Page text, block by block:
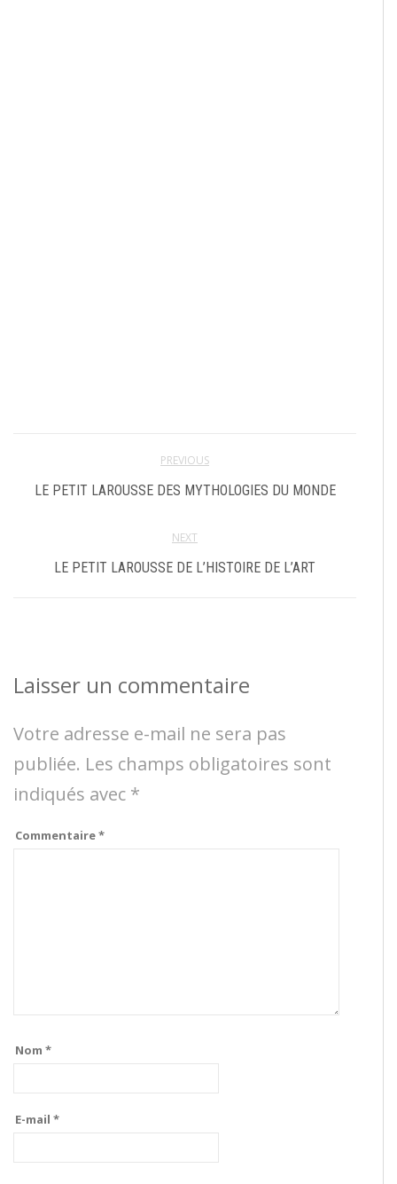
PREVIOUS
LE PETIT LAROUSSE DES MYTHOLOGIES DU MONDE
NEXT
LE PETIT LAROUSSE DE L’HISTOIRE DE L’ART
Laisser un commentaire
Votre adresse e-mail ne sera pas
publiée. Les champs obligatoires sont
indiqués avec *
Commentaire*
Nom *
E-mail *